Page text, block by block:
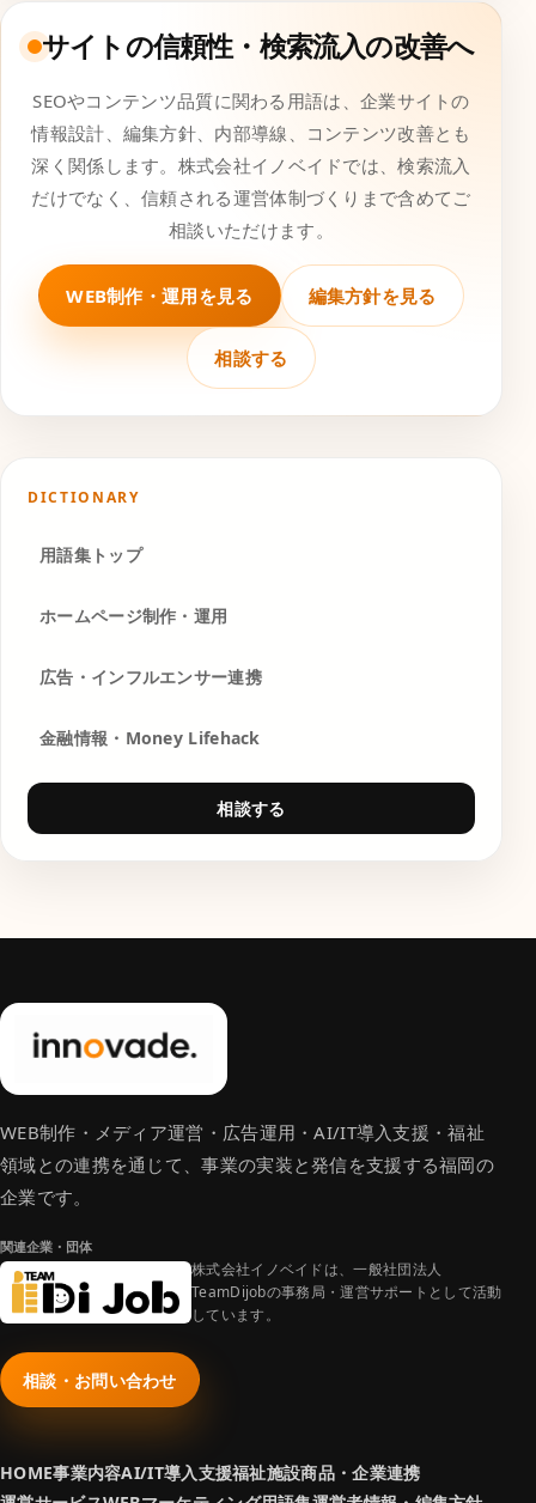
DICTIONARY
用語集トップ
ホームページ制作・運用
広告・インフルエンサー連携
金融情報・Money Lifehack
相談する
サイトの信頼性・検索流入の改善へ
SEOやコンテンツ品質に関わる用語は、企業サイトの
情報設計、編集方針、内部導線、コンテンツ改善とも
深く関係します。株式会社イノベイドでは、検索流入
だけでなく、信頼される運営体制づくりまで含めてご
相談いただけます。
WEB制作・運用を見る 編集方針を見る
相談する
WEB制作・メディア運営・広告運用・AI/IT導入支援・福祉
領域との連携を通じて、事業の実装と発信を支援する福岡の
企業です。
関連企業・団体
株式会社イノベイドは、一般社団法人
TeamDijobの事務局・運営サポートとして活動
しています。
相談・お問い合わせ
HOME事業内容AI/IT導入支援福祉施設商品・企業連携